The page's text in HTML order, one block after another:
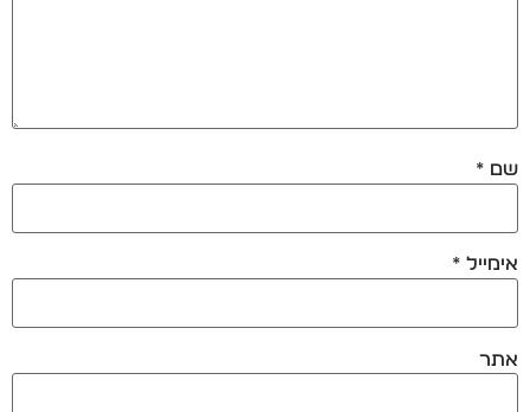
שם *
אימייל *
אתר